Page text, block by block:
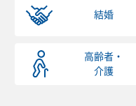
結婚
高齢者・
介護